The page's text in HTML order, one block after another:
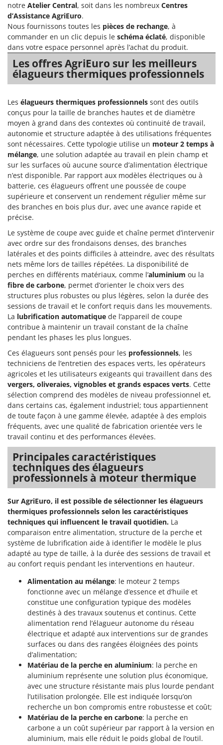
D
Débroussailleuses
Décompacteurs agricoles
Découpeurs plasma
Déplaqueuses de gazon
Désherbeurs thermiques et mécaniques
Déshumidificateurs
Draineuses
E
Échelles en aluminium
Effaroucheurs d'oiseaux
Effeuilleuses pour olives
Égreneuses à maïs
Électropompes pour la maison et le jardin
Éleveuses artificielles pour poussins
Enfouisseurs de pierres
Enrouleurs de filets pour olives
Épareuses pour tracteur
Épépineuses
Équipements de protection des voies respiratoires
F
Fendeuses à bois
Filets pour la Récolte des olives
Filtres pour vin et huile
Floconneuses
Fouloirs - Égrappoirs
Fourches pour tracteur
Fours d'extérieur - intérieur pour pizza et cuisine
Fours électriques
Fraises à neige
Fraises rotatives pour tracteur
Friteuses sans huile
G
Générateurs d'air chaud
Godets à terre basculants pour tracteur
Groupes électrogènes
Gyrobroyeurs à lame pour tracteur
H
Haches - Cognées et Hachettes
Hachoirs à viande
Herses à Dents
Herses Rotatives
Lames à neige
Lames niveleuses pour tracteur
Lave-vitres
Lieuses électriques pour vignes
Machines à pâtes
Machines de nettoyage pour panneaux photovoltaïques et surfaces vitrées
Bissell
Black & Decker
BlackStone
Blue Bird
Bomet
Bosch
Brumi
BullMach
C
C.EL.ME.
Calory Forni
Campagnola
Campingaz
Castelgarden
Castellari
Ceccato Olindo
Char-Broil
Classe
Clementi
Cofra
Comet
Cresco
Cruccolini
CTEK
D
Dal Degan
DCG
Deca
DeWalt
Di Martino
Diavola Pro
Diesse
Docma
Dominion
Dreame
E
EcoFlow
Edilmark
Einhell
Elegen
Energy Gruppi
Enotecnica Pillan
Eschenfelder
EuroMech
Eurosystems
FAC
Fama Industrie
Famag
notre Atelier Central, soit dans les nombreux Centres
d’Assistance AgriEuro.
Nous fournissons toutes les pièces de rechange, à
commander en un clic depuis le schéma éclaté, disponible
dans votre espace personnel après l’achat du produit.
Les offres AgriEuro sur les meilleurs
élagueurs thermiques professionnels
Les élagueurs thermiques professionnels sont des outils
conçus pour la taille de branches hautes et de diamètre
moyen à grand dans des contextes où continuité de travail,
autonomie et structure adaptée à des utilisations fréquentes
sont nécessaires. Cette typologie utilise un moteur 2 temps à
mélange, une solution adaptée au travail en plein champ et
sur les surfaces où aucune source d’alimentation électrique
n’est disponible. Par rapport aux modèles électriques ou à
batterie, ces élagueurs offrent une poussée de coupe
supérieure et conservent un rendement régulier même sur
des branches en bois plus dur, avec une avance rapide et
précise.
Le système de coupe avec guide et chaîne permet d’intervenir
avec ordre sur des frondaisons denses, des branches
latérales et des points difficiles à atteindre, avec des résultats
nets même lors de tailles répétées. La disponibilité de
perches en différents matériaux, comme l’aluminium ou la
fibre de carbone, permet d’orienter le choix vers des
structures plus robustes ou plus légères, selon la durée des
sessions de travail et le confort requis dans les mouvements.
La lubrification automatique de l’appareil de coupe
contribue à maintenir un travail constant de la chaîne
pendant les phases les plus longues.
Ces élagueurs sont pensés pour les professionnels, les
techniciens de l’entretien des espaces verts, les opérateurs
agricoles et les utilisateurs exigeants qui travaillent dans des
vergers, oliveraies, vignobles et grands espaces verts. Cette
sélection comprend des modèles de niveau professionnel et,
dans certains cas, également industriel; tous appartiennent
de toute façon à une gamme élevée, adaptée à des emplois
fréquents, avec une qualité de fabrication orientée vers le
travail continu et des performances élevées.
Principales caractéristiques
techniques des élagueurs
professionnels à moteur thermique
Sur AgriEuro, il est possible de sélectionner les élagueurs
thermiques professionnels selon les caractéristiques
techniques qui influencent le travail quotidien. La
comparaison entre alimentation, structure de la perche et
système de lubrification aide à identifier le modèle le plus
adapté au type de taille, à la durée des sessions de travail et
au confort requis pendant les interventions en hauteur.
Alimentation au mélange: le moteur 2 temps
fonctionne avec un mélange d’essence et d’huile et
constitue une configuration typique des modèles
destinés à des travaux soutenus et continus. Cette
alimentation rend l’élagueur autonome du réseau
électrique et adapté aux interventions sur de grandes
surfaces ou dans des rangées éloignées des points
d’alimentation;
Matériau de la perche en aluminium: la perche en
aluminium représente une solution plus économique,
avec une structure résistante mais plus lourde pendant
l’utilisation prolongée. Elle est indiquée lorsqu’on
recherche un bon compromis entre robustesse et coût;
Matériau de la perche en carbone: la perche en
carbone a un coût supérieur par rapport à la version en
aluminium, mais elle réduit le poids global de l’outil.